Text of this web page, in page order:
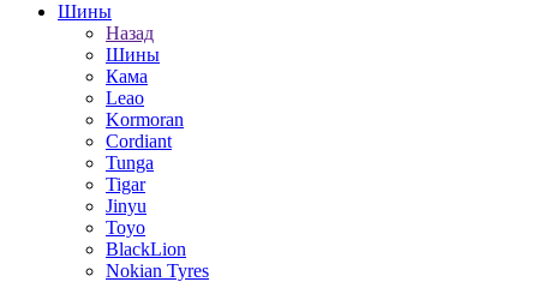
Шины
Назад
Шины
Кама
Leao
Kormoran
Cordiant
Tunga
Tigar
Jinyu
Toyo
BlackLion
Nokian Tyres